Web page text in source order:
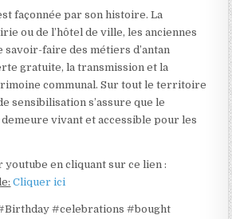
façonnée par son histoire. La
ou de l’hôtel de ville, les anciennes
savoir-faire des métiers d’antan
gratuite, la transmission et la
communal. Sur tout le territoire
sensibilisation s’assure que le
vivant et accessible pour les
youtube en cliquant sur ce lien :
Cliquer ici
#celebrations #bought